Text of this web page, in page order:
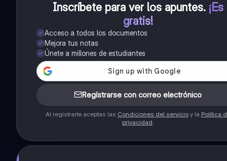
Inscríbete para ver los apuntes. ¡Es
gratis!
Acceso a todos los documentos
Mejora tus notas
Únete a millones de estudiantes
Regístrarse con correo electrónico
Al registrarte aceptas las Condiciones del servicioy la Política
privacidad.